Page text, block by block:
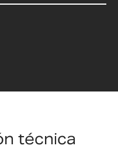
técnica